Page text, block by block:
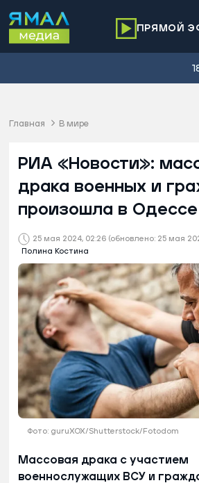
ПРЯМОЙ
Главная В мире
25 мая 2024, 02:26 (обновлено: 25 мая
Полина Костина
РИА «Новости»:
драка военных и
произошла в Одессе
Фото: guruXOX/Shutterstock/Fotodom
Массовая драка с участием
военнослужащих ВСУ и